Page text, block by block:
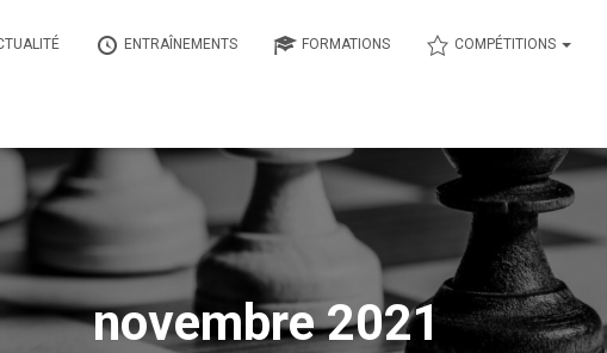
ENTRAÎNEMENTS FORMATIONS COMPÉTITIONS
novembre 2021